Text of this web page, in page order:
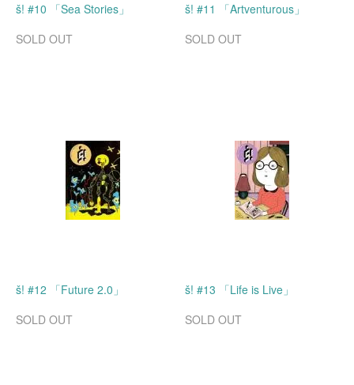
š! #10 「Sea Stories」
SOLD OUT
š! #11 「Artventurous」
SOLD OUT
š! #12 「Future 2.0」
SOLD OUT
š! #13 「Life is Live」
SOLD OUT